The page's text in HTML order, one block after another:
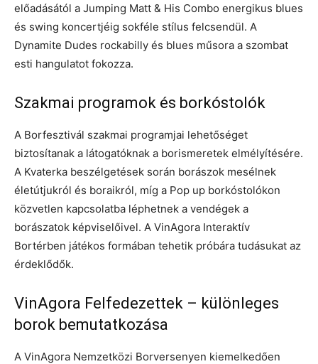
előadásától a Jumping Matt & His Combo energikus blues
és swing koncertjéig sokféle stílus felcsendül. A
Dynamite Dudes rockabilly és blues műsora a szombat
esti hangulatot fokozza.
Szakmai programok és borkóstolók
A Borfesztivál szakmai programjai lehetőséget
biztosítanak a látogatóknak a borismeretek elmélyítésére.
A Kvaterka beszélgetések során borászok mesélnek
életútjukról és boraikról, míg a Pop up borkóstolókon
közvetlen kapcsolatba léphetnek a vendégek a
borászatok képviselőivel. A VinAgora Interaktív
Bortérben játékos formában tehetik próbára tudásukat az
érdeklődők.
VinAgora Felfedezettek – különleges
borok bemutatkozása
A VinAgora Nemzetközi Borversenyen kiemelkedően